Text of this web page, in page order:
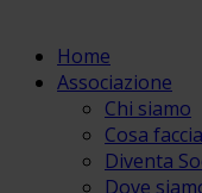
Home
Associazione
Chi siamo
Cosa
Diventa
Dove